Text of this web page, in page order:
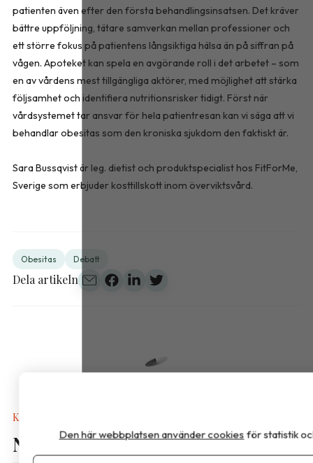
patienten även efter den första behandlingsinsatsen. Det kräver
bättre uppföljning, tätare samverkan mellan professioner och
ett större fokus på patientens långsiktiga hälsa än på siffran på
vågen. Apoteket kan spela en avgörande roll i det arbetet – som
en av vårdens mest tillgängliga aktörer, med möjlighet att stärka
följsamhet och identifiera nutritionsrisker tidigt. Först när
vårdsystemet tar ansvar för hela patientresan kan vi säga att vi
behandlar obesitas som den kroniska sjukdom den faktiskt är.
Sara Bussqvist är leg. dietist och produktspecialist hos FitForMe,
Sverige som erbjuder kosttillskott inom överviktsvård.
Obesitas Debatt
Dela artikeln
Kalkyler & Verktyg
Nya näringsvärden i
Den här webbplatsen använder cookies för statistik